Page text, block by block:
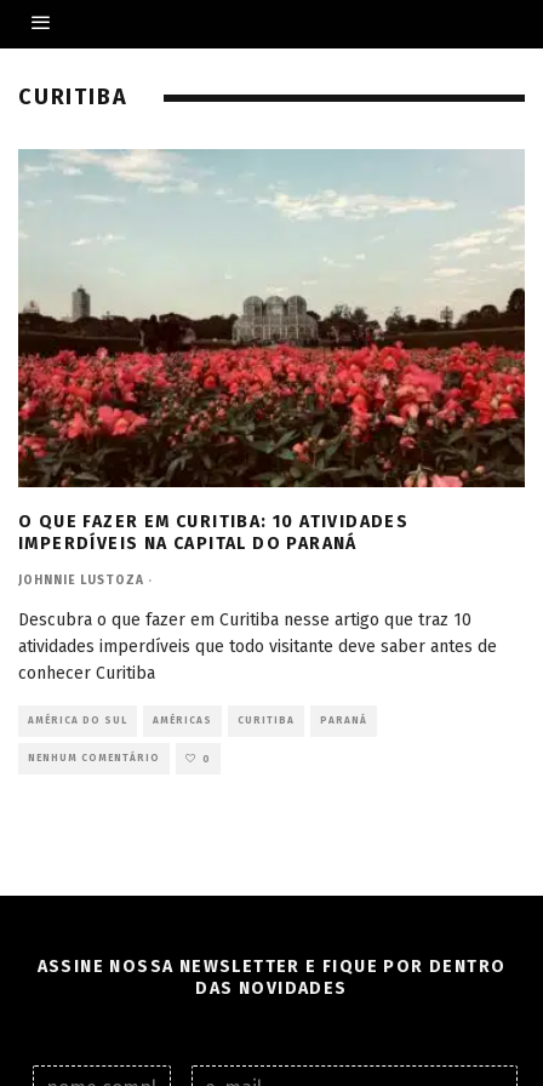
CURITIBA
O QUE FAZER EM CURITIBA: 10 ATIVIDADES
IMPERDÍVEIS NA CAPITAL DO PARANÁ
JOHNNIE LUSTOZA ·
Descubra o que fazer em Curitiba nesse artigo que traz 10
atividades imperdíveis que todo visitante deve saber antes de
conhecer Curitiba
AMÉRICA DO SUL AMÉRICAS CURITIBA PARANÁ
NENHUM COMENTÁRIO 0
ASSINE NOSSA NEWSLETTER E FIQUE POR DENTRO
DAS NOVIDADES
N